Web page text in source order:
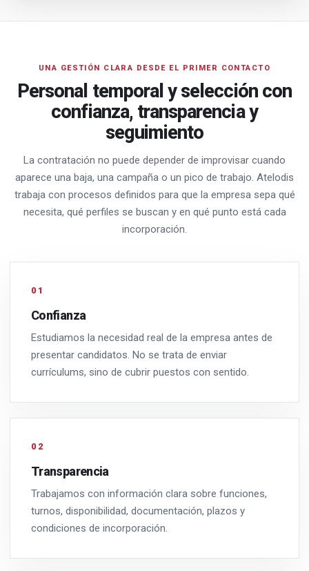
UNA GESTIÓN CLARA DESDE EL PRIMER CONTACTO
Personal temporal y selección con
confianza, transparencia y
seguimiento
La contratación no puede depender de improvisar cuando
aparece una baja, una campaña o un pico de trabajo. Atelodis
trabaja con procesos definidos para que la empresa sepa qué
necesita, qué perfiles se buscan y en qué punto está cada
incorporación.
01
Confianza
Estudiamos la necesidad real de la empresa antes de
presentar candidatos. No se trata de enviar
currículums, sino de cubrir puestos con sentido.
02
Transparencia
Trabajamos con información clara sobre funciones,
turnos, disponibilidad, documentación, plazos y
condiciones de incorporación.